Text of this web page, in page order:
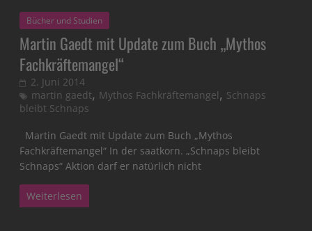
Bücher und Studien
Martin Gaedt mit Update zum Buch „Mythos
Fachkräftemangel“
2. Juni 2014
martin gaedt, Mythos Fachkräftemangel, Schnaps
bleibt Schnaps
Martin Gaedt mit Update zum Buch „Mythos
Fachkräftemangel“ In der saatkorn. „Schnaps bleibt
Schnaps“ Aktion darf er natürlich nicht
Weiterlesen